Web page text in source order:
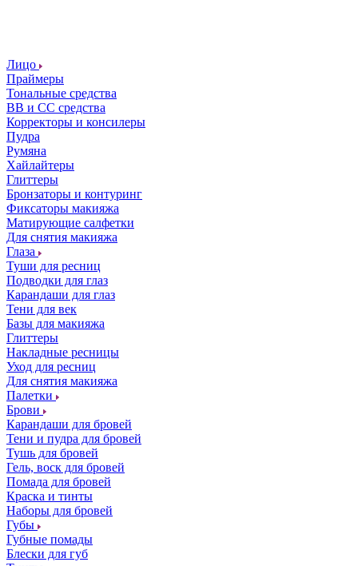
Лицо
Праймеры
Тональные средства
ВВ и СС средства
Корректоры и консилеры
Пудра
Румяна
Хайлайтеры
Глиттеры
Бронзаторы и контуринг
Фиксаторы макияжа
Матирующие салфетки
Для снятия макияжа
Глаза
Туши для ресниц
Подводки для глаз
Карандаши для глаз
Тени для век
Базы для макияжа
Глиттеры
Накладные ресницы
Уход для ресниц
Для снятия макияжа
Палетки
Брови
Карандаши для бровей
Тени и пудра для бровей
Тушь для бровей
Гель, воск для бровей
Помада для бровей
Краска и тинты
Наборы для бровей
Губы
Губные помады
Блески для губ